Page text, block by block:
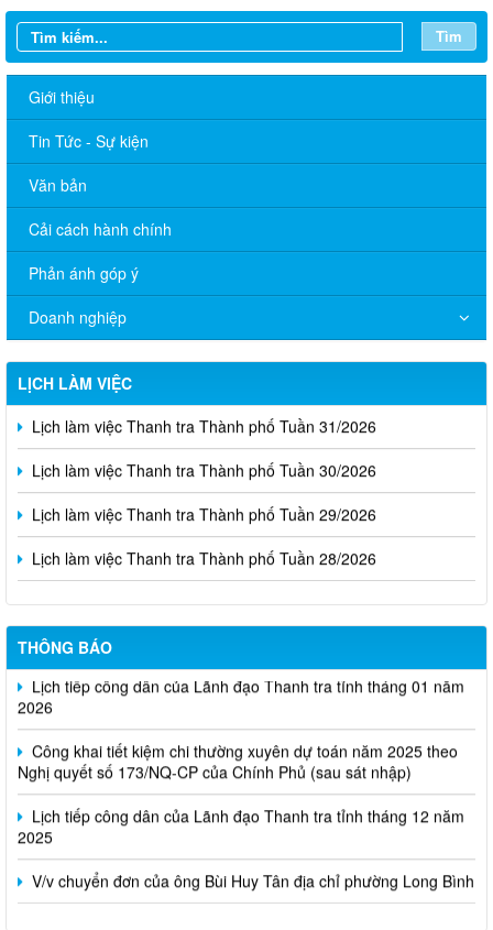
Tìm
Giới thiệu
Tin Tức - Sự kiện
Văn bản
Cải cách hành chính
Phản ánh góp ý
Doanh nghiệp
LỊCH LÀM VIỆC
Lịch làm việc Thanh tra Thành phố Tuần 31/2026
Lịch làm việc Thanh tra Thành phố Tuần 30/2026
Lịch làm việc Thanh tra Thành phố Tuần 29/2026
Lịch làm việc Thanh tra Thành phố Tuần 28/2026
THÔNG BÁO
Lịch tiếp công dân của Lãnh đạo Thanh tra tỉnh tháng 01 năm
2026
Công khai tiết kiệm chi thường xuyên dự toán năm 2025 theo
Nghị quyết số 173/NQ-CP của Chính Phủ (sau sát nhập)
Lịch tiếp công dân của Lãnh đạo Thanh tra tỉnh tháng 12 năm
2025
V/v chuyển đơn của ông Bùi Huy Tân địa chỉ phường Long Bình